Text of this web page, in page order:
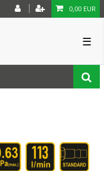
0,00 EUR
☰